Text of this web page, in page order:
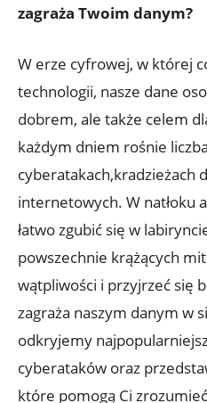
zagraża Twoim danym?
W erze ‍cyfrowej, ‌w której
technologii, nasze dane
dobrem, ale także celem
każdym dniem​ rośnie
cyberatakach,kradzieżach
⁢internetowych. W natłoku
łatwo zgubić się w
powszechnie krążących
⁤wątpliwości i przyjrzeć się⁢
zagraża naszym ⁣danym w
odkryjemy
cyberataków oraz⁢
które pomogą Ci‌